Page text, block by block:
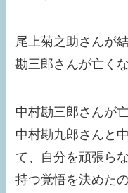
尾上菊之助さんが
勘三郎さんが亡く
中村勘三郎さんが
中村勘九郎さんと
て、自分を頑張ら
持つ覚悟を決めた